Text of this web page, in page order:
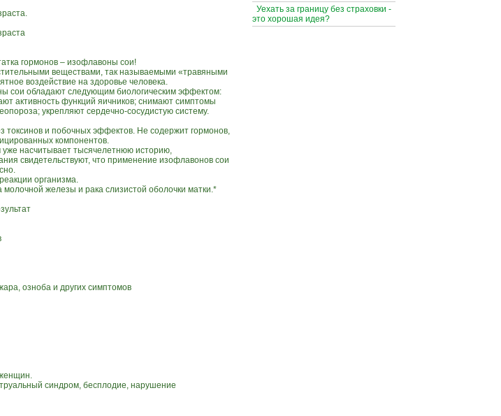
гормонов – изофлавоны сои!
веществами, так называемыми «травяными
воздействие на здоровье человека.
сои обладают следующим биологическим эффектом:
активность функций яичников; снимают симптомы
укрепляют сердечно-сосудистую систему.
токсинов и побочных эффектов. Не содержит гормонов,
компонентов.
насчитывает тысячелетнюю историю,
свидетельствуют, что применение изофлавонов сои
организма.
железы и рака слизистой оболочки матки.*
озноба и других симптомов
синдром, бесплодие, нарушение
Уехать за границу без страховки -
это хорошая идея?